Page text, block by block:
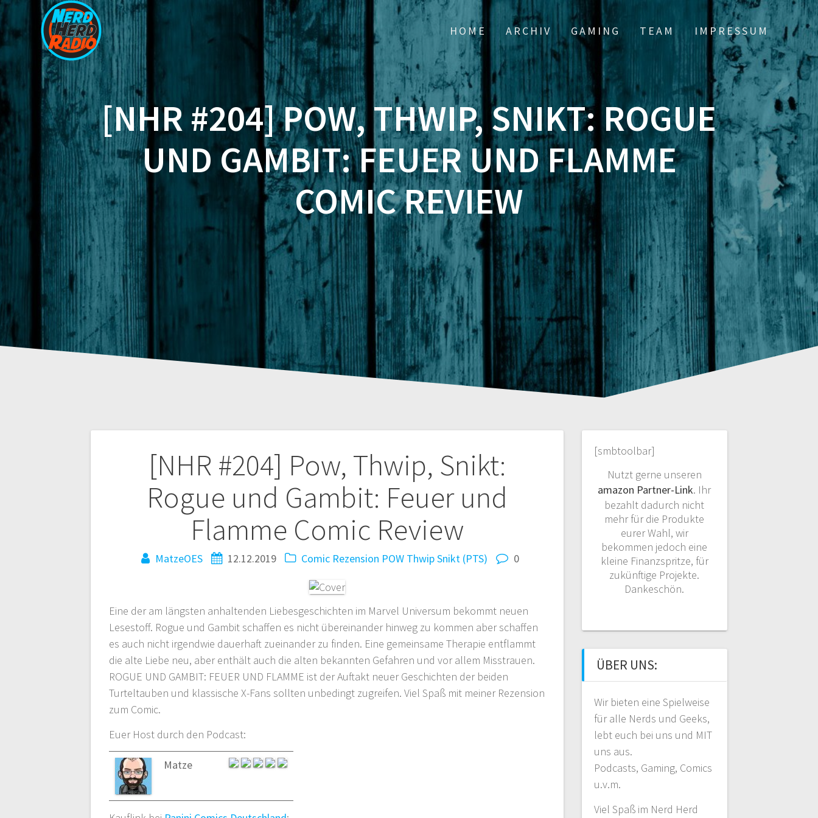
Zum
springen
HOME ARCHIV GAMING TEAM IMPRESSUM
[NHR #204] POW, THWIP, SNIKT: ROGUE
UND GAMBIT: FEUER UND FLAMME
COMIC REVIEW
[NHR #204] Pow, Thwip, Snikt:
Rogue und Gambit: Feuer und
Flamme Comic Review
MatzeOES 12.12.2019 Comic Rezension POW Thwip Snikt (PTS) 0
Eine der am längsten anhaltenden Liebesgeschichten im Marvel Universum bekommt neuen
Lesestoff. Rogue und Gambit schaffen es nicht übereinander hinweg zu kommen aber schaffen
es auch nicht irgendwie dauerhaft zueinander zu finden. Eine gemeinsame Therapie entflammt
die alte Liebe neu, aber enthält auch die alten bekannten Gefahren und vor allem Misstrauen.
ROGUE UND GAMBIT: FEUER UND FLAMME ist der Auftakt neuer Geschichten der beiden
Turteltauben und klassische X-Fans sollten unbedingt zugreifen. Viel Spaß mit meiner Rezension
zum Comic.
Euer Host durch den Podcast:
Matze
Beitragsnavigation
[smbtoolbar]
Nutzt gerne unseren
amazon Partner-Link. Ihr
bezahlt dadurch nicht
mehr für die Produkte
eurer Wahl, wir
bekommen jedoch eine
kleine Finanzspritze, für
zukünftige Projekte.
Dankeschön.
ÜBER UNS:
Wir bieten eine Spielweise
für alle Nerds und Geeks,
lebt euch bei uns und MIT
uns aus.
Podcasts, Gaming, Comics
u.v.m.
Viel Spaß im Nerd Herd